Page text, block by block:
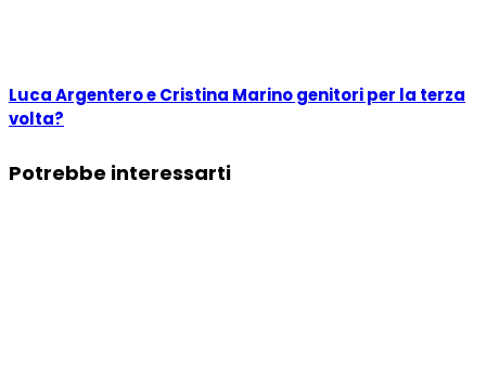
Luca Argentero e Cristina Marino genitori per la terza
volta?
Potrebbe interessarti